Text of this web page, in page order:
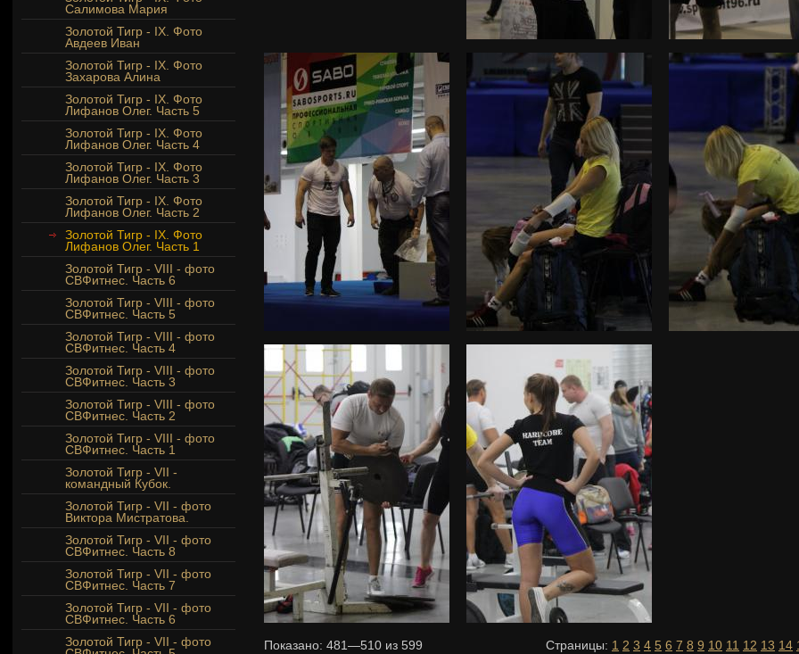
Салимова Мария
Золотой Тигр - IX. Фото
Авдеев Иван
Золотой Тигр - IX. Фото
Захарова Алина
Золотой Тигр - IX. Фото
Лифанов Олег. Часть 5
Золотой Тигр - IX. Фото
Лифанов Олег. Часть 4
Золотой Тигр - IX. Фото
Лифанов Олег. Часть 3
Золотой Тигр - IX. Фото
Лифанов Олег. Часть 2
Золотой Тигр - IX. Фото
Лифанов Олег. Часть 1
Золотой Тигр - VIII - фото
СВФитнес. Часть 6
Золотой Тигр - VIII - фото
СВФитнес. Часть 5
Золотой Тигр - VIII - фото
СВФитнес. Часть 4
Золотой Тигр - VIII - фото
СВФитнес. Часть 3
Золотой Тигр - VIII - фото
СВФитнес. Часть 2
Золотой Тигр - VIII - фото
СВФитнес. Часть 1
Золотой Тигр - VII -
командный Кубок.
Золотой Тигр - VII - фото
Виктора Мистратова.
Золотой Тигр - VII - фото
СВФитнес. Часть 8
Золотой Тигр - VII - фото
СВФитнес. Часть 7
Золотой Тигр - VII - фото
СВФитнес. Часть 6
Золотой Тигр - VII - фото
Показано: 481—510 из 599 Страницы: 1 2 3 4 5 6 7 8 9 10 11 12 13 14